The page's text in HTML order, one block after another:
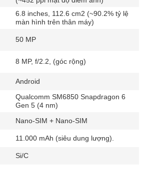
6.8 inches, 112.6 cm2 (~90.2% tỷ lệ
màn hình trên thân máy)
50 MP
8 MP, f/2.2, (góc rộng)
Android
Qualcomm SM6850 Snapdragon 6
Gen 5 (4 nm)
Nano-SIM + Nano-SIM
11.000 mAh (siêu dung lượng).
Si/C